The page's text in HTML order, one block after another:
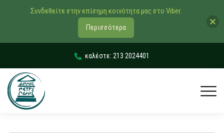
καλέστε: 213 2024401
Συνδεθείτε στην επίσημη κοινότητα μας στο Viber.
Περισσότερα